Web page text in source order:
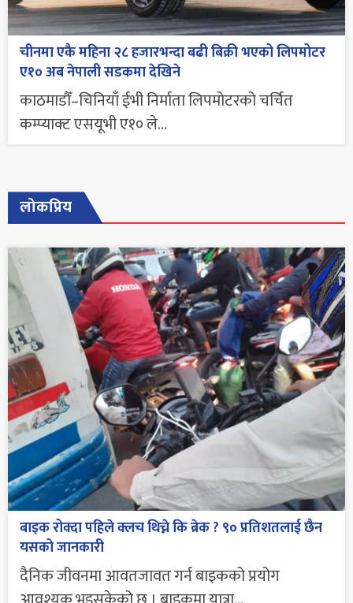
चीनमा एकै महिना २८ हजारभन्दा बढी बिक्री भएको लिपमोटर
ए१० अब नेपाली सडकमा देखिने
काठमाडौँ–चिनियाँ ईभी निर्माता लिपमोटरको चर्चित
कम्प्याक्ट एसयूभी ए१० ले...
लोकप्रिय
बाइक रोक्दा पहिले क्लच थिच्ने कि ब्रेक ? ९० प्रतिशतलाई छैन
यसको जानकारी
दैनिक जीवनमा आवतजावत गर्न बाइकको प्रयोग